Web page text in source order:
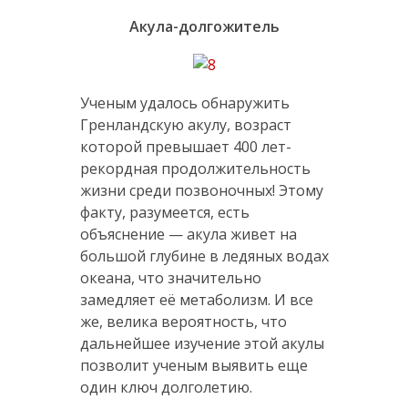
Акула-долгожитель
Ученым удалось обнаружить
Гренландскую акулу, возраст
которой превышает 400 лет-
рекордная продолжительность
жизни среди позвоночных! Этому
факту, разумеется, есть
объяснение — акула живет на
большой глубине в ледяных водах
океана, что значительно
замедляет её метаболизм. И все
же, велика вероятность, что
дальнейшее изучение этой акулы
позволит ученым выявить еще
один ключ долголетию.